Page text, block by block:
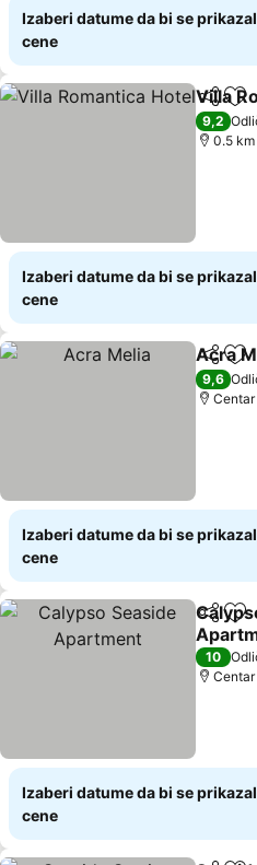
Izaberi datume da bi se
cene
Deli
Villa
9,2
0.5
Izaberi datume da bi se
cene
Deli
Acra
9,6
Izaberi datume da bi se
cene
Deli
10
Centar
Izaberi datume da bi se
cene